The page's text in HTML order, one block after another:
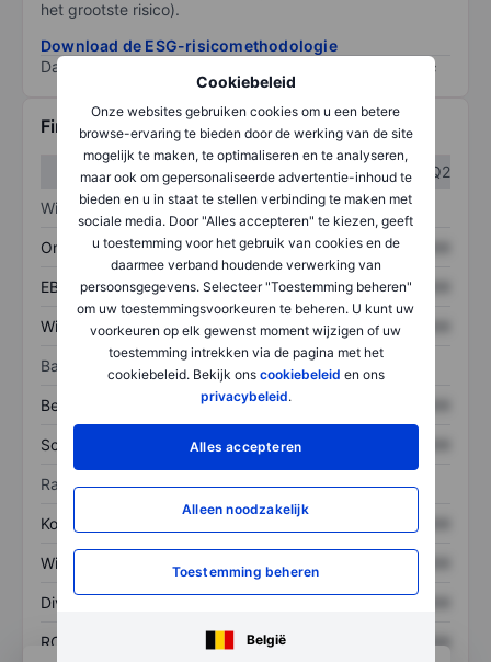
Cookiebeleid
Onze websites gebruiken cookies om u een betere
browse-ervaring te bieden door de werking van de site
mogelijk te maken, te optimaliseren en te analyseren,
maar ook om gepersonaliseerde advertentie-inhoud te
bieden en u in staat te stellen verbinding te maken met
sociale media. Door "Alles accepteren" te kiezen, geeft
u toestemming voor het gebruik van cookies en de
daarmee verband houdende verwerking van
persoonsgegevens. Selecteer "Toestemming beheren"
om uw toestemmingsvoorkeuren te beheren. U kunt uw
voorkeuren op elk gewenst moment wijzigen of uw
toestemming intrekken via de pagina met het
cookiebeleid. Bekijk ons cookiebeleid en ons
privacybeleid.
Alles accepteren
Alleen noodzakelijk
Toestemming beheren
België
het grootste risico).
Download de ESG-risicomethodologie
Data provided by
Financiële gegevens
Q1
Q2
Winst/verlies
Omzet XXXXXXX XXXXXXX
EBITDA XXXXXXX XXXXXXX
Winst XXXXXXX XXXXXXX
Balans
Bezittingen XXXXXXX
Schulden XXXXXXX
Ratio's
Koers/omzetratio XXXXXXX
Winst per aandeel XXXXXXX
Dividend per aandeel
ROE XXXXXXX
XXXXXXX